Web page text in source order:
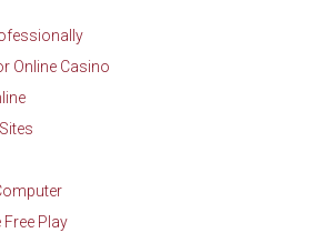
Online Casino
Play